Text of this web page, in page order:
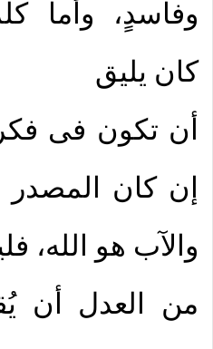
وفاسدٍ، وأما
كان يليق
أن تكون فى
إن كان المصدر
والآب هو الله،
من العدل أن